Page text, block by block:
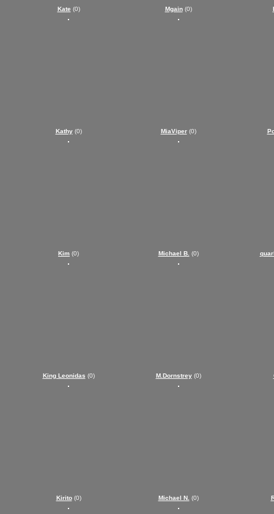
Kate (0)
Kathy(0)
Kim (0)
King Leonidas (0)
Kirito(0)
Mgain(0)
MiaViper(0)
Michael B. (0)
M.Dornstrey(0)
Michael N. (0)